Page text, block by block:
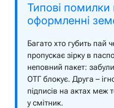
Типові помилки
оформленні
Багато хто губить пай
пропускає зірку в
неповний пакет:
ОТГ блокує. Друга –
підписів на актах меж
у смітник.